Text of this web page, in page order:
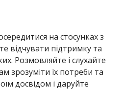
на стосунках з
відчувати підтримку та
Розмовляйте і слухайте
зрозуміти їх потреби та
досвідом і даруйте